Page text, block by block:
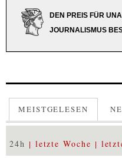
DEN PREIS FÜR
JOURNALISMUS
MEISTGELESEN
24h letzte Woche